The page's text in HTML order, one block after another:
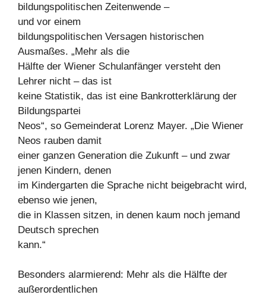
bildungspolitischen Zeitenwende –
und vor einem
bildungspolitischen Versagen historischen
Ausmaßes. „Mehr als die
Hälfte der Wiener Schulanfänger versteht den
Lehrer nicht – das ist
keine Statistik, das ist eine Bankrotterklärung der
Bildungspartei
Neos“, so Gemeinderat Lorenz Mayer. „Die Wiener
Neos rauben damit
einer ganzen Generation die Zukunft – und zwar
jenen Kindern, denen
im Kindergarten die Sprache nicht beigebracht wird,
ebenso wie jenen,
die in Klassen sitzen, in denen kaum noch jemand
Deutsch sprechen
kann.“
Besonders alarmierend: Mehr als die Hälfte der
außerordentlichen